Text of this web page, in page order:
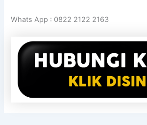
Whats App : 0822 2122 2163